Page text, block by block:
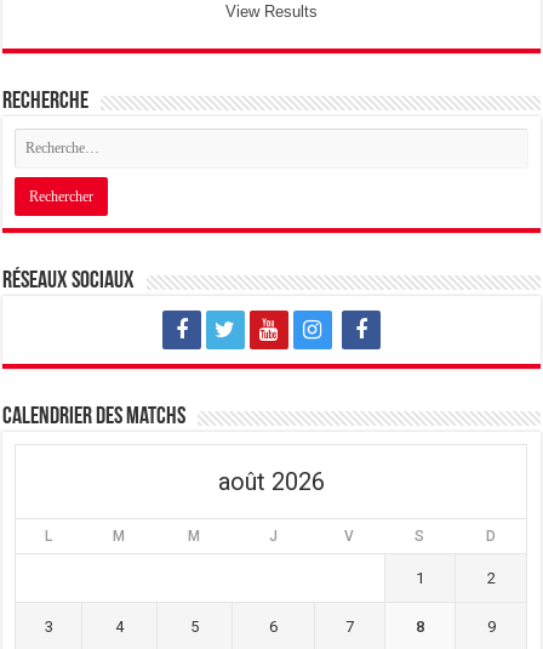
View Results
Recherche
Réseaux sociaux
Calendrier des matchs
août 2026
L M M J V S D
1 2
3 4 5 6 7 8 9